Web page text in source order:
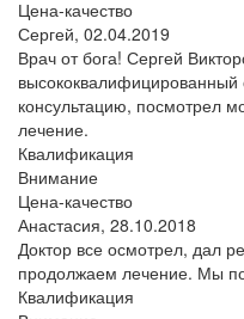
Цена-качество
Сергей, 02.04.2019
Врач от бога! Сергей
консультацию, посмотрел
лечение.
Квалификация
Внимание
Цена-качество
Анастасия, 28.10.2018
Доктор все осмотрел, дал
продолжаем лечение. Мы
Квалификация